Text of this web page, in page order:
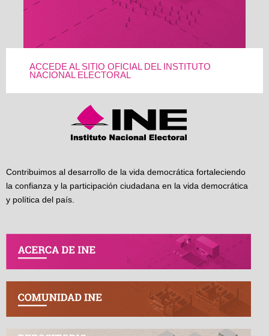
ACCEDE AL SITIO OFICIAL DEL INSTITUTO
NACIONAL ELECTORAL
Contribuimos al desarrollo de la vida democrática fortaleciendo
la confianza y la participación ciudadana en la vida democrática
y política del país.